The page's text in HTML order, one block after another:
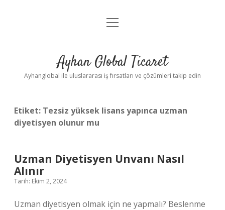
Anasayfa
Yasal Uyarı
menüyü
Ayhan Global Ticaret
Ayhanglobal ile uluslararası iş fırsatları ve çözümleri takip edin
Etiket: Tezsiz yüksek lisans yapınca uzman
diyetisyen olunur mu
Uzman Diyetisyen Unvanı Nasıl
Alınır
Tarih: Ekim 2, 2024
Uzman diyetisyen olmak için ne yapmalı? Beslenme